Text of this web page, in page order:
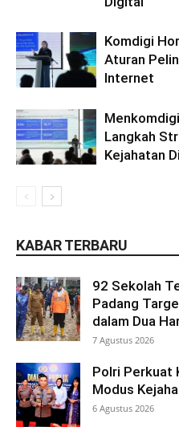
Komdigi
Aturan
Internet
Langkah
Kejahatan
KABAR TERBARU
92 Sekolah
Padang
dalam Dua
7 Agustus 2026
Polri Perkuat
Modus
6 Agustus 2026